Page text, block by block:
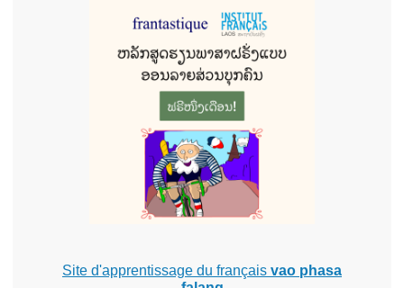
Site d'apprentissage du français vao phasa